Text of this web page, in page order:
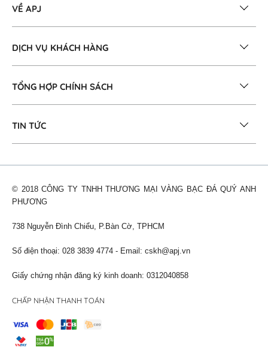
VỀ APJ
DỊCH VỤ KHÁCH HÀNG
TỔNG HỢP CHÍNH SÁCH
TIN TỨC
© 2018 CÔNG TY TNHH THƯƠNG MẠI VÀNG BẠC ĐÁ QUÝ ANH
PHƯƠNG
738 Nguyễn Đình Chiểu, P.Bàn Cờ, TPHCM
Số điện thoại: 028 3839 4774 - Email: cskh@apj.vn
Giấy chứng nhận đăng ký kinh doanh: 0312040858
CHẤP NHẬN THANH TOÁN